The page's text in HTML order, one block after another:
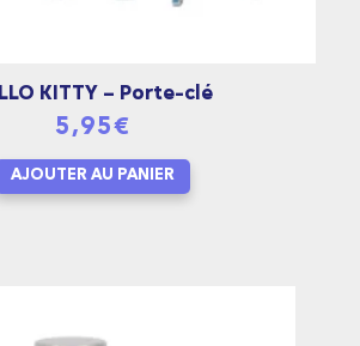
KITTY – Porte-clé
5,95€
AJOUTER AU PANIER